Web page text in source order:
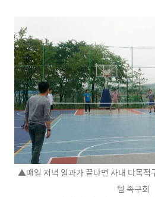
▲매일 저녁 일과가 끝나면 사내 다목적
템 족구회